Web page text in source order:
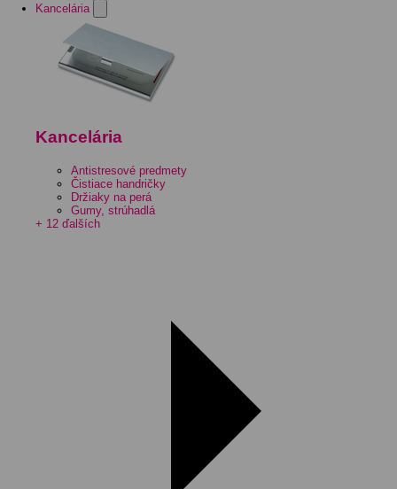
Kancelária
Kancelária
Antistresové predmety
Čistiace handričky
Držiaky na perá
Gumy, strúhadlá
+ 12 ďalších